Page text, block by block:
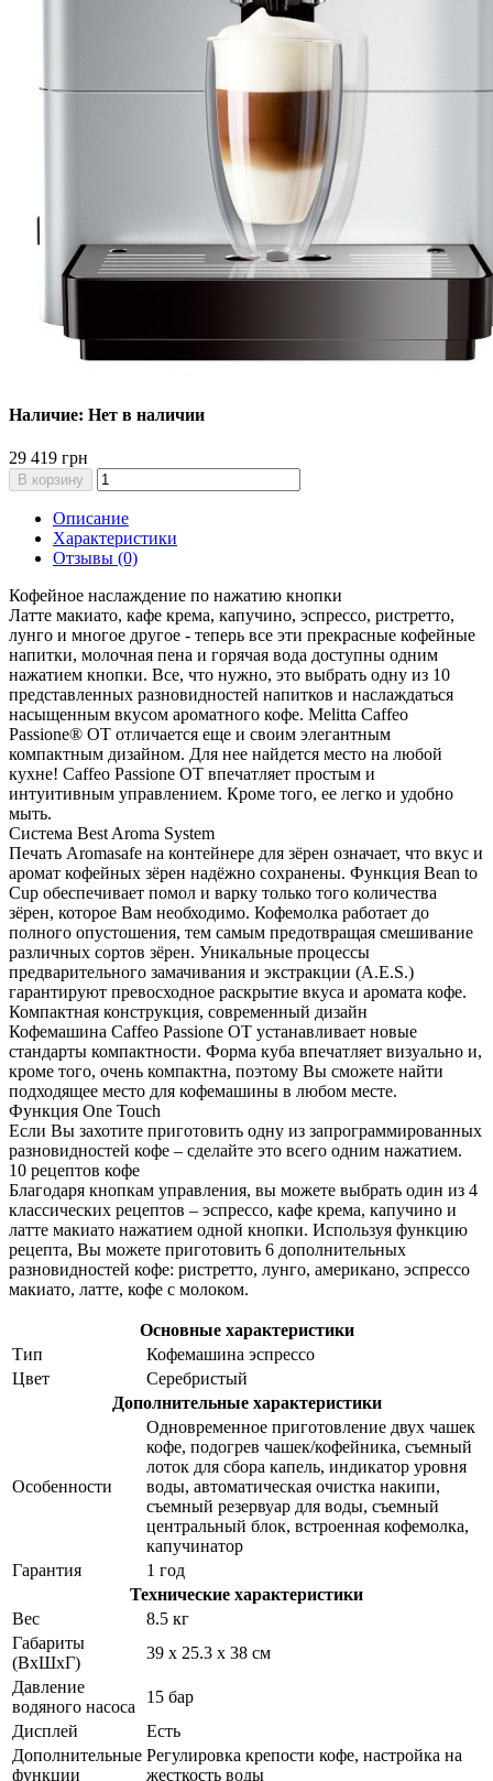
Наличие: Нет в наличии
29 419 грн
В корзину
Описание
Характеристики
Отзывы (0)
Кофейное наслаждение по нажатию кнопки
Латте макиато, кафе крема, капучино, эспрессо, ристретто,
лунго и многое другое - теперь все эти прекрасные кофейные
напитки, молочная пена и горячая вода доступны одним
нажатием кнопки. Все, что нужно, это выбрать одну из 10
представленных разновидностей напитков и наслаждаться
насыщенным вкусом ароматного кофе. Melitta Caffeo
Passione® OT отличается еще и своим элегантным
компактным дизайном. Для нее найдется место на любой
кухне! Caffeo Passione OT впечатляет простым и
интуитивным управлением. Кроме того, ее легко и удобно
мыть.
Система Best Aroma System
Печать Aromasafe на контейнере для зёрен означает, что вкус и
аромат кофейных зёрен надёжно сохранены. Функция Bean to
Cup обеспечивает помол и варку только того количества
зёрен, которое Вам необходимо. Кофемолка работает до
полного опустошения, тем самым предотвращая смешивание
различных сортов зёрен. Уникальные процессы
предварительного замачивания и экстракции (A.E.S.)
гарантируют превосходное раскрытие вкуса и аромата кофе.
Компактная конструкция, современный дизайн
Кофемашина Caffeo Passione OT устанавливает новые
стандарты компактности. Форма куба впечатляет визуально и,
кроме того, очень компактна, поэтому Вы сможете найти
подходящее место для кофемашины в любом месте.
Функция One Touch
Если Вы захотите приготовить одну из запрограммированных
разновидностей кофе – сделайте это всего одним нажатием.
10 рецептов кофе
Благодаря кнопкам управления, вы можете выбрать один из 4
классических рецептов – эспрессо, кафе крема, капучино и
латте макиато нажатием одной кнопки. Используя функцию
рецепта, Вы можете приготовить 6 дополнительных
разновидностей кофе: ристретто, лунго, американо, эспрессо
макиато, латте, кофе с молоком.
Основные характеристики
Тип
Кофемашина эспрессо
Цвет
Серебристый
Дополнительные характеристики
Особенности
Одновременное приготовление двух чашек
кофе, подогрев чашек/кофейника, съемный
лоток для сбора капель, индикатор уровня
воды, автоматическая очистка накипи,
съемный резервуар для воды, съемный
центральный блок, встроенная кофемолка,
капучинатор
Гарантия
1 год
Технические характеристики
Вес
8.5 кг
Габариты
(ВхШхГ)
39 х 25.3 х 38 см
Давление
водяного насоса
15 бар
Дисплей
Есть
Дополнительные
функции
Регулировка крепости кофе, настройка на
жесткость воды